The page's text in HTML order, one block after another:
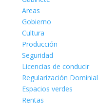
Areas
Gobierno
Cultura
Producción
Seguridad
Licencias de conducir
Regularización Dominial
Espacios verdes
Rentas